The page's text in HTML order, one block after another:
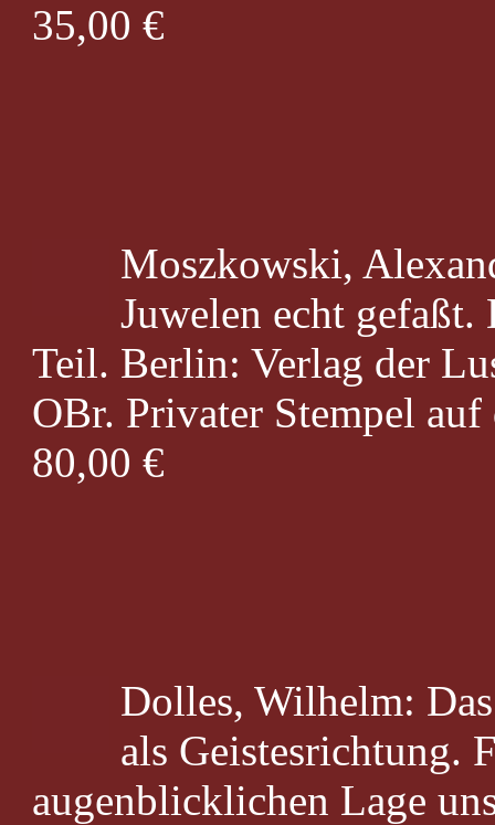
35,00 €
Moszkowski,
Juwelen echt
Teil. Berlin: Verlag der
OBr. Privater Stempel
80,00 €
Dolles, Wilhelm:
als Geistesrichtung.
augenblicklichen Lage